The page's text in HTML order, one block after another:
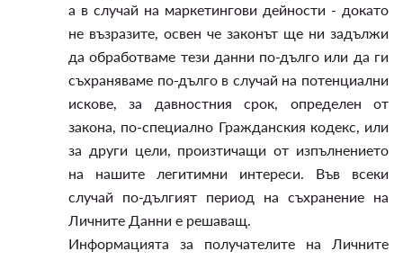
а в случай на маркетингови дейности - докато
не възразите, освен че законът ще ни задължи
да обработваме тези данни по-дълго или да ги
съхраняваме по-дълго в случай на потенциални
искове, за давностния срок, определен от
закона, по-специално Гражданския кодекс, или
за други цели, произтичащи от изпълнението
на нашите легитимни интереси. Във всеки
случай по-дългият период на съхранение на
Личните Данни е решаващ.
Информацията за получателите на Личните